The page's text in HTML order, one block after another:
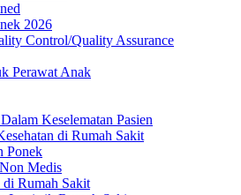
2026
Control/Quality Assurance
Perawat Anak
Keselematan Pasien
di Rumah Sakit
Ponek
Medis
Rumah Sakit